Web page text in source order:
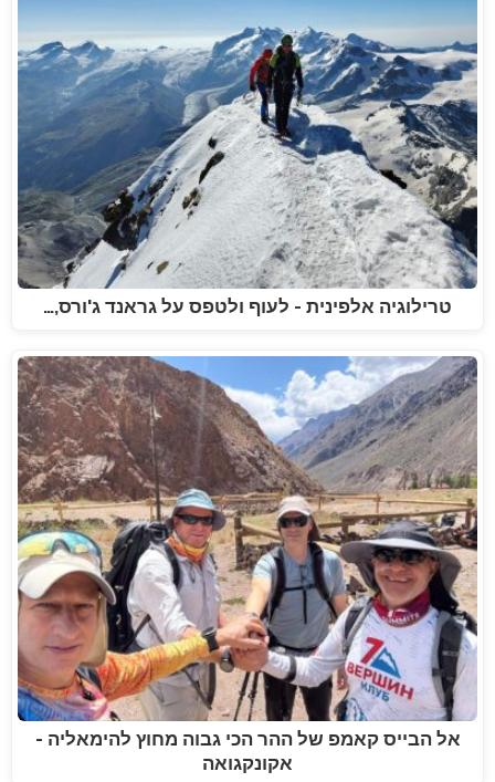
טרילוגיה אלפינית - לעוף ולטפס על גראנד ג'ורס,…
אל הבייס קאמפ של ההר הכי גבוה מחוץ להימאליה -
אקונקגואה